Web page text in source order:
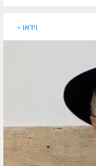
וידאו »